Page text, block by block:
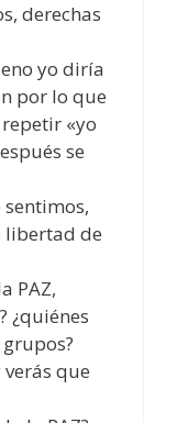
derechas
yo diría
por lo que
repetir «yo
se
libertad de
PAZ,
¿quiénes
que